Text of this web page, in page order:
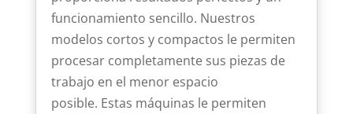
funcionamiento sencillo. Nuestros
modelos cortos y compactos le permiten
procesar completamente sus piezas de
trabajo en el menor espacio
posible. Estas máquinas le permiten